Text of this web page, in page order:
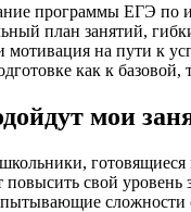
программы ЕГЭ по
план занятий,
на пути к
как к базовой,
мои
повысить свой
сложности